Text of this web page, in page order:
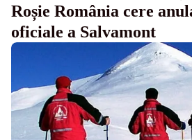
Roșie România cere
oficiale a Salvamont